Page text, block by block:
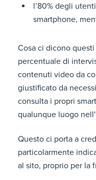
l’80% degli
smartphone,
Cosa ci dicono
percentuale di
contenuti video da
giustificato da
consulta i propri
qualunque luogo
Questo ci porta a
particolarmente
al sito, proprio per la